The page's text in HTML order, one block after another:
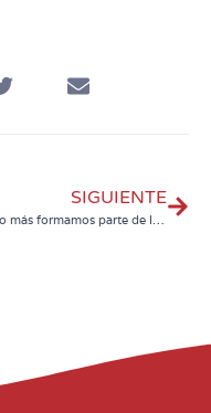
SIGUIENTE
Un año más formamos parte de la Alianza para la Vacunación Infantil junto a «la Caixa» y Gavi, the Vaccine Alliance